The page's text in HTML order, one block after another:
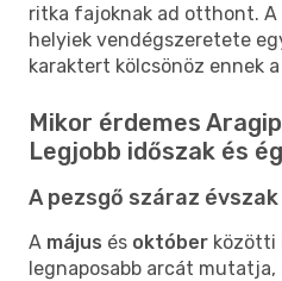
ritka fajoknak ad otthont. A
helyiek vendégszeretete
karaktert kölcsönöz ennek
Mikor érdemes
Legjobb időszak és
A pezsgő száraz
A május és október közötti
legnaposabb arcát mutatja,